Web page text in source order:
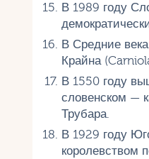
В 1989 году
В Средние
Крайна
В 1550 году
словенском —
Трубара.
В 1929 году
королевством